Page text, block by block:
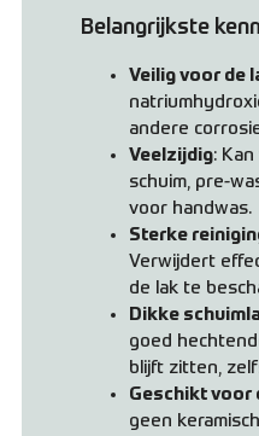
Belangrijkste
Veilig voor de
andere
Veelzijdig:
schuim, pre-
voor handwas.
Sterke
Verwijdert
de lak te
Dikke
goed
blijft zitten,
Geschikt voor
geen